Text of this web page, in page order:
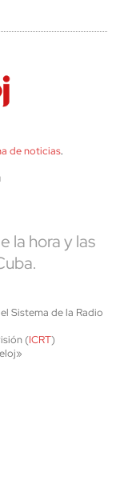
de noticias.
la hora y las
Sistema de la Radio
(ICRT)